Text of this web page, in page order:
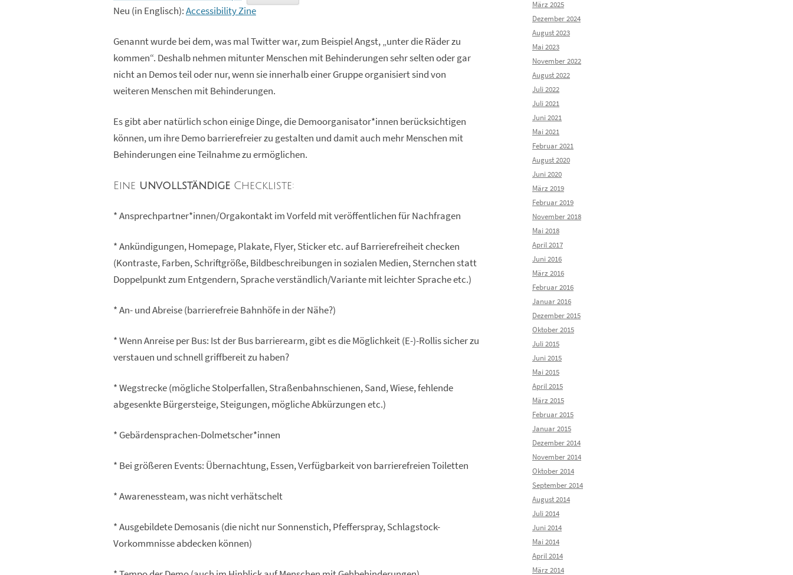
Neu (in Englisch):Accessibility Zine
Genannt wurde bei dem, was mal Twitter war, zum Beispiel Angst, „unter die Räder zu
kommen“. Deshalb nehmen mitunter Menschen mit Behinderungen sehr selten oder gar
nicht an Demos teil oder nur, wenn sie innerhalb einer Gruppe organisiert sind von
weiteren Menschen mit Behinderungen.
Es gibt aber natürlich schon einige Dinge, die Demoorganisator*innen berücksichtigen
können, um ihre Demo barrierefreier zu gestalten und damit auch mehr Menschen mit
Behinderungen eine Teilnahme zu ermöglichen.
Eine unvollständige Checkliste:
* Ansprechpartner*innen/Orgakontakt im Vorfeld mit veröffentlichen für Nachfragen
* Ankündigungen, Homepage, Plakate, Flyer, Sticker etc. auf Barrierefreiheit checken
(Kontraste, Farben, Schriftgröße, Bildbeschreibungen in sozialen Medien, Sternchen statt
Doppelpunkt zum Entgendern, Sprache verständlich/Variante mit leichter Sprache etc.)
* An- und Abreise (barrierefreie Bahnhöfe in der Nähe?)
* Wenn Anreise per Bus: Ist der Bus barrierearm, gibt es die Möglichkeit (E-)-Rollis sicher zu
verstauen und schnell griffbereit zu haben?
* Wegstrecke (mögliche Stolperfallen, Straßenbahnschienen, Sand, Wiese, fehlende
abgesenkte Bürgersteige, Steigungen, mögliche Abkürzungen etc.)
* Gebärdensprachen-Dolmetscher*innen
* Bei größeren Events: Übernachtung, Essen, Verfügbarkeit von barrierefreien Toiletten
* Awarenessteam, was nicht verhätschelt
* Ausgebildete Demosanis (die nicht nur Sonnenstich, Pfefferspray, Schlagstock-
Vorkommnisse abdecken können)
März 2025
Dezember 2024
August 2023
Mai 2023
November 2022
August 2022
Juli 2022
Juli 2021
Juni 2021
Mai 2021
Februar 2021
August 2020
Juni 2020
März 2019
Februar 2019
November 2018
Mai 2018
April 2017
Juni 2016
März 2016
Februar 2016
Januar 2016
Dezember 2015
Oktober 2015
Juli 2015
Juni 2015
Mai 2015
April 2015
März 2015
Februar 2015
Januar 2015
Dezember 2014
November 2014
Oktober 2014
September 2014
August 2014
Juli 2014
Juni 2014
Mai 2014
April 2014
März 2014